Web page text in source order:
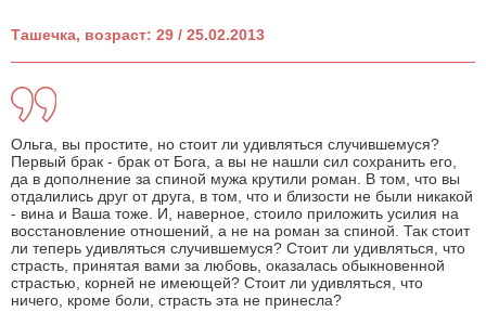
Ташечка, возраст: 29 / 25.02.2013
Ольга, вы простите, но стоит ли удивляться cлучившемуся?
Первый брак - брак от Бога, а вы не нашли сил сохранить его,
да в дополнение за спиной мужа крутили роман. В том, что вы
отдалились друг от друга, в том, что и близости не были никакой
- вина и Ваша тоже. И, наверное, стоило приложить усилия на
восстановление отношений, а не на роман за спиной. Так стоит
ли теперь удивляться случившемуся? Стоит ли удивляться, что
страсть, принятая вами за любовь, оказалась обыкновенной
страстью, корней не имеющей? Стоит ли удивляться, что
ничего, кроме боли, страсть эта не принесла?